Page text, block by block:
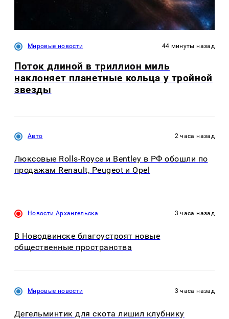
Мировые новости 44 минуты назад
Поток длиной в триллион миль
наклоняет планетные кольца у тройной
звезды
Авто 2 часа назад
Люксовые Rolls-Royce и Bentley в РФ обошли по
продажам Renault, Peugeot и Opel
Новости Архангельска 3 часа назад
В Новодвинске благоустроят новые
общественные пространства
Мировые новости 3 часа назад
Дегельминтик для скота лишил клубнику